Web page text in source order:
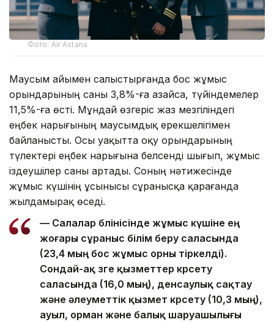
Фото: Air Astana
Маусым айымен салыстырғанда бос жұмыс
орындарының саны 3,8%-ға азайса, түйіндемелер
11,5%-ға өсті. Мұндай өзгеріс жаз мезгіліндегі
еңбек нарығының маусымдық ерекшелігімен
байланысты. Осы уақытта оқу орындарының
түлектері еңбек нарығына белсенді шығып, жұмыс
іздеушілер саны артады. Соның нәтижесінде
жұмыс күшінің ұсынысы сұранысқа қарағанда
жылдамырақ өседі.
— Салалар бөлінісінде жұмыс күшіне ең
жоғары сұраныс білім беру саласында
(23,4 мың бос жұмыс орны тіркелді).
Сондай-ақ өзге қызметтер көрсету
саласында (16,0 мың), денсаулық сақтау
және әлеуметтік қызмет көрсету (10,3 мың),
ауыл, орман және балық шаруашылығы